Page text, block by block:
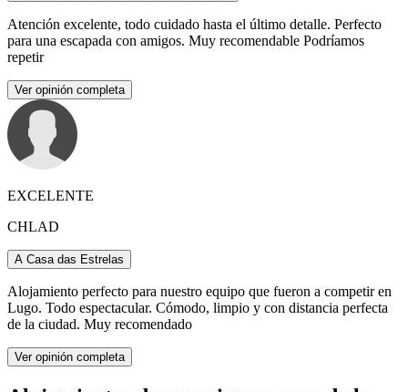
Atención excelente, todo cuidado hasta el último detalle. Perfecto
para una escapada con amigos. Muy recomendable Podríamos
repetir
Ver opinión completa
EXCELENTE
CHLAD
A Casa das Estrelas
Alojamiento perfecto para nuestro equipo que fueron a competir en
Lugo. Todo espectacular. Cómodo, limpio y con distancia perfecta
de la ciudad. Muy recomendado
Ver opinión completa